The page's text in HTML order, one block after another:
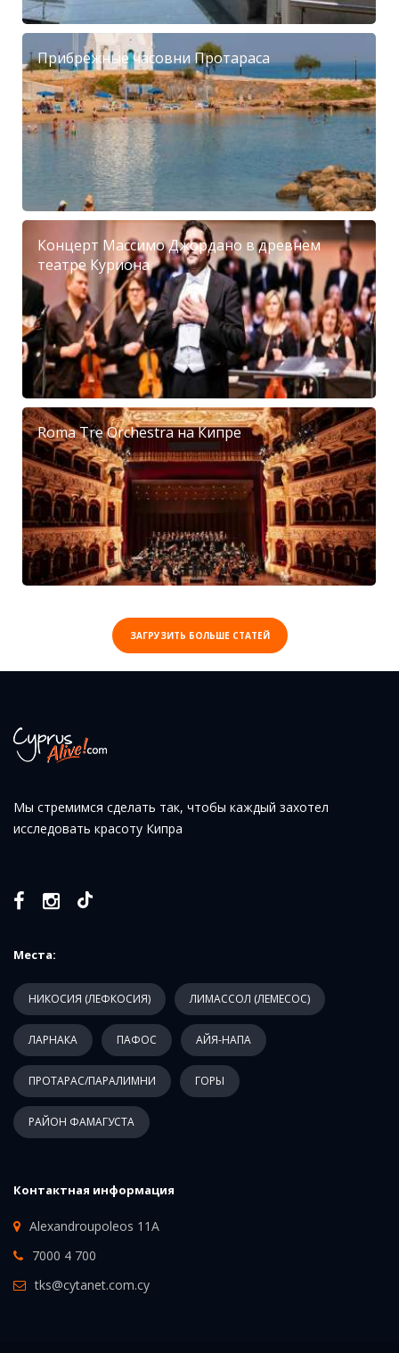
Прибрежные часовни Протараса
Концерт Массимо Джордано в древнем
театре Куриона
Roma Tre Orchestra на Кипре
ЗАГРУЗИТЬ БОЛЬШЕ СТАТЕЙ
Мы стремимся сделать так, чтобы каждый захотел
исследовать красоту Кипра
Места:
НИКОСИЯ (ЛЕФКОСИЯ) ЛИМАССОЛ (ЛЕМЕСОС)
ЛАРНАКА ПАФОС АЙЯ-НАПА
ПРОТАРАС/ПАРАЛИМНИ ГОРЫ
РАЙОН ФАМАГУСТА
Контактная информация
Alexandroupoleos 11A
7000 4 700
tks@cytanet.com.cy